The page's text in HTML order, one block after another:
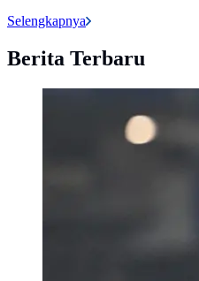
Selengkapnya
Berita Terbaru